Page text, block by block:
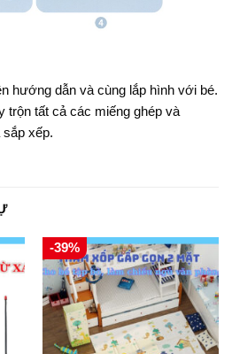
hướng dẫn và cùng lắp hình với bé.
trộn tất cả các miếng ghép và
xếp.
-39%